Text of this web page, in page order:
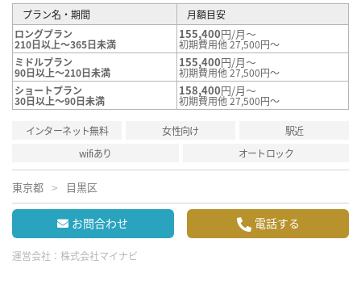
プラン名・期間
月額目安
ロングプラン
210日以上～365日未満
155,400円/月～
初期費用他 27,500円～
ミドルプラン
90日以上～210日未満
155,400円/月～
初期費用他 27,500円～
ショートプラン
30日以上～90日未満
158,400円/月～
初期費用他 27,500円～
インターネット無料 女性向け
駅近
wifiあり
オートロック
東京都 目黒区
お問合わせ 電話する
運営会社： 株式会社マイナビ